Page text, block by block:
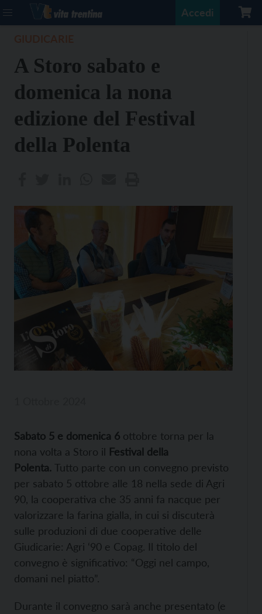
Accedi
A Storo sabato e
domenica la nona
edizione del Festival
della Polenta
Sabato 5 e domenica 6 ottobre torna per la
nona volta a Storo il Festival della
Polenta. Tutto parte con un convegno previsto
per sabato 5 ottobre alle 18 nella sede di Agri
90, la cooperativa che 35 anni fa nacque per
valorizzare la farina gialla, in cui si discuterà
sulle produzioni di due cooperative delle
Giudicarie: Agri ‘90 e Copag. Il titolo del
convegno è significativo: “Oggi nel campo,
domani nel piatto”.
Durante il convegno sarà anche presentato (e